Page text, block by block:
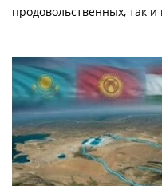
продовольственных, так